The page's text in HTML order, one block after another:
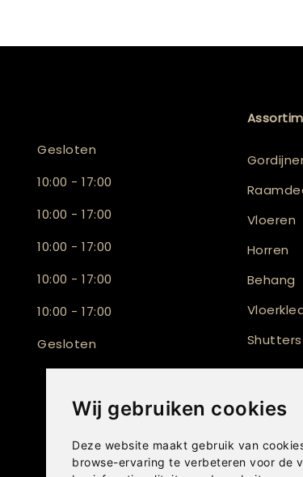
Wij gebruiken cookies
Deze website maakt gebruik van
browse-ervaring te verbeteren voor de
Gesloten
10:00 - 17:00
10:00 - 17:00
10:00 - 17:00
10:00 - 17:00
10:00 - 17:00
Gesloten
Vloeren
Horren
Behang
Shutters